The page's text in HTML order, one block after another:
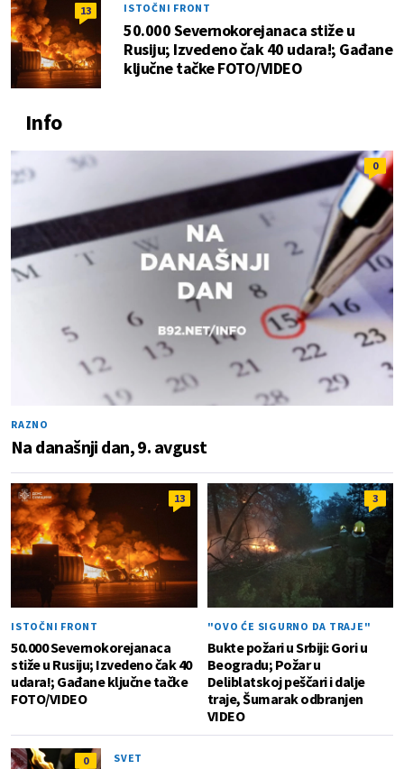
13 ISTOČNI FRONT
50.000 Severnokorejanaca stiže u
Rusiju; Izvedeno čak 40 udara!; Gađane
ključne tačke FOTO/VIDEO
Info
0
RAZNO
Na današnji dan, 9. avgust
13
ISTOČNI FRONT
50.000 Severnokorejanaca
stiže u Rusiju; Izvedeno čak 40
udara!; Gađane ključne tačke
FOTO/VIDEO
3
"OVO ĆE SIGURNO DA TRAJE"
Bukte požari u Srbiji: Gori u
Beogradu; Požar u
Deliblatskoj peščari i dalje
traje, Šumarak odbranjen
VIDEO
0 SVET